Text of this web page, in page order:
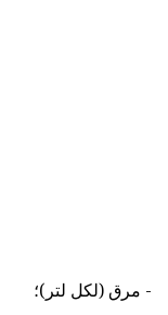
- مرق (لكل لتر)؛